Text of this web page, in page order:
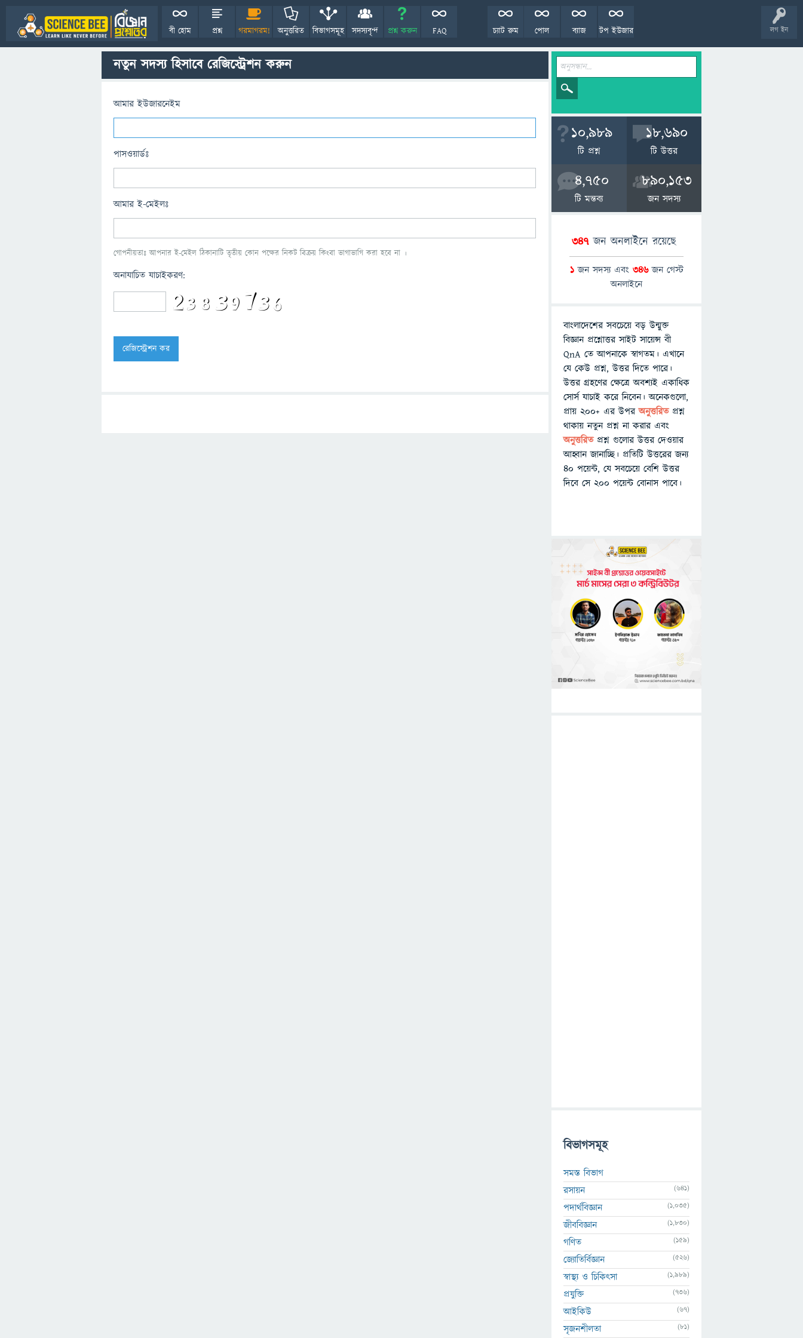
লগ ইন
বী হোম প্রশ্ন গরমাগরম! অনুত্তরিত বিভাগসমূহ সদস্যবৃন্দ প্রশ্ন করুন FAQ টপ ইউজার
ব্যাজ
পোল
চ্যাট রুম
নতুন সদস্য হিসাবে রেজিস্ট্রেশন করুন
আমার ইউজারনেইম
পাসওয়ার্ডঃ
আমার ই-মেইলঃ
গোপনীয়তাঃ আপনার ই-মেইল ঠিকানাটি তৃতীয় কোন পক্ষের নিকট বিক্রয় কিংবা ভাগাভাগি করা হবে না ।
অনাযাচিত যাচাইকরণ:
10,989
টি প্রশ্ন
18,690
টি উত্তর
4,750
টি মন্তব্য
890,153
জন সদস্য
347 জন অনলাইনে রয়েছে
1জন সদস্য এবং 346জন গেস্ট
অনলাইনে
বাংলাদেশের সবচেয়ে বড় উন্মুক্ত
বিজ্ঞান প্রশ্নোত্তর সাইট সায়েন্স বী
QnA তে আপনাকে স্বাগতম। এখানে
যে কেউ প্রশ্ন, উত্তর দিতে পারে।
উত্তর গ্রহণের ক্ষেত্রে অবশ্যই একাধিক
সোর্স যাচাই করে নিবেন। অনেকগুলো,
প্রায় ২০০+ এর উপরঅনুত্তরিতপ্রশ্ন
থাকায় নতুন প্রশ্ন না করার এবং
অনুত্তরিত প্রশ্ন গুলোর উত্তর দেওয়ার
আহ্বান জানাচ্ছি। প্রতিটি উত্তরের জন্য
৪০ পয়েন্ট, যে সবচেয়ে বেশি উত্তর
দিবে সে ২০০ পয়েন্ট বোনাস পাবে।
বিভাগসমূহ
সমস্ত বিভাগ
রসায়ন
(641)
পদার্থবিজ্ঞান (1,035)
জীববিজ্ঞান (1,830)
গণিত (159)
জ্যোতির্বিজ্ঞান (526)
স্বাস্থ্য ও চিকিৎসা (1,989)
প্রযুক্তি (736)
আইকিউ (67)
সৃজনশীলতা (81)